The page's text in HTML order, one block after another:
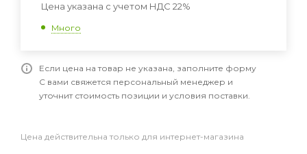
Цена указана с учетом НДС 22%
Много
Если цена на товар не указана, заполните форму
С вами свяжется персональный менеджер и
уточнит стоимость позиции и условия поставки.
Цена действительна только для интернет-магазина